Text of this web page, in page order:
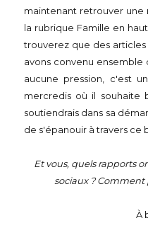
maintenant retrouver une
la rubrique Famille en
trouverez que des
avons convenu ensemble
aucune pression, c'est
mercredis où il souhaite
soutiendrais dans sa
de s'épanouir à travers ce
Et vous, quels rapports
sociaux ? Comment
À